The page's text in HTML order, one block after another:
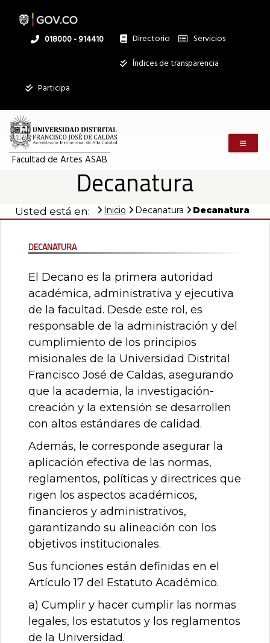
contenido
Linea
018000 - 914410 Directorio
Institucional
Servicios
Índices de transparencia
Participa
Facultad de Artes ASAB
Decanatura
Usted está en: Inicio Decanatura Decanatura
Decanatura
El Decano es la primera autoridad
académica, administrativa y ejecutiva
de la facultad. Desde este rol, es
responsable de la administración y del
cumplimiento de los principios
misionales de la Universidad Distrital
Francisco José de Caldas, asegurando
que la academia, la investigación-
creación y la extensión se desarrollen
con altos estándares de calidad.
Además, le corresponde asegurar la
aplicación efectiva de las normas,
reglamentos, políticas y directrices que
rigen los aspectos académicos,
financieros y administrativos,
garantizando su alineación con los
objetivos institucionales.
Sus funciones están definidas en el
Artículo 17 del Estatuto Académico.
a) Cumplir y hacer cumplir las normas
legales, los estatutos y los reglamentos
de la Universidad.